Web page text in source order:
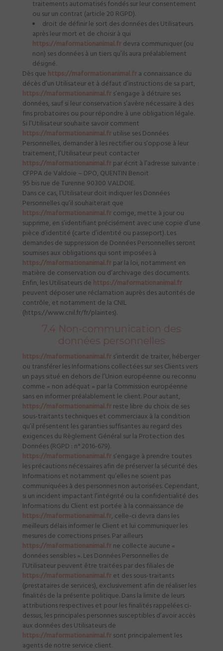
traitements automatisés fondés sur leur consentement
ou sur un contrat (article 20 RGPD).
droit de définir le sort des données des Utilisateurs
après leur mort et de choisir à qui
https://maformationanimal.frdevra communiquer (ou
non) ses données à un tiers qu’ils aura préalablement
désigné.
Dès que https://maformationanimal.fra connaissance du
décès d’un Utilisateur et à défaut d’instructions de sa part,
https://maformationanimal.frs’engage à détruire ses
données, sauf si leur conservation s’avère nécessaire à des
fins probatoires ou pour répondre à une obligation légale.
Si l’Utilisateur souhaite savoir comment
https://maformationanimal.frutilise ses Données
Personnelles, demander à les rectifier ou s’oppose à leur
traitement, l’Utilisateur peut contacter
https://maformationanimal.frpar écrit à l’adresse suivante :
CFPPA de Valdoie – DPO, QUENTIN Benoit
95 bis rue de Turenne 90300 VALDOIE.
Dans ce cas, l’Utilisateur doit indiquer les Données
Personnelles qu’il souhaiterait que
https://maformationanimal.frcorrige, mette à jour ou
supprime, en s’identifiant précisément avec une copie d’une
pièce d’identité (carte d’identité ou passeport). Les
demandes de suppression de Données Personnelles seront
soumises aux obligations qui sont imposées à
https://maformationanimal.frpar la loi, notamment en
matière de conservation ou d’archivage des documents.
Enfin, les Utilisateurs de https://maformationanimal.fr
peuvent déposer une réclamation auprès des autorités de
contrôle, et notamment de la CNIL
(https://www.cnil.fr/fr/plaintes).
7.4 Non-communication des
données personnelles
https://maformationanimal.frs’interdit de traiter, héberger
ou transférer les Informations collectées sur ses Clients vers
un pays situé en dehors de l’Union européenne ou reconnu
comme « non adéquat » par la Commission européenne
sans en informer préalablement le client. Pour autant,
https://maformationanimal.frreste libre du choix de ses
sous-traitants techniques et commerciaux à la condition
qu’il présentent les garanties suffisantes au regard des
exigences du Règlement Général sur la Protection des
Données (RGPD : n° 2016-679).
https://maformationanimal.frs’engage à prendre toutes
les précautions nécessaires afin de préserver la sécurité des
Informations et notamment qu’elles ne soient pas
communiquées à des personnes non autorisées. Cependant,
si un incident impactant l’intégrité ou la confidentialité des
Informations du Client est portée à la connaissance de
https://maformationanimal.fr, celle-ci devra dans les
meilleurs délais informer le Client et lui communiquer les
mesures de corrections prises. Par ailleurs
https://maformationanimal.frne collecte aucune «
données sensibles ». Les Données Personnelles de
l’Utilisateur peuvent être traitées par des filiales de
https://maformationanimal.fret des sous-traitants
(prestataires de services), exclusivement afin de réaliser les
finalités de la présente politique. Dans la limite de leurs
attributions respectives et pour les finalités rappelées ci-
dessus, les principales personnes susceptibles d’avoir accès
aux données des Utilisateurs de
https://maformationanimal.frsont principalement les
agents de notre service client.